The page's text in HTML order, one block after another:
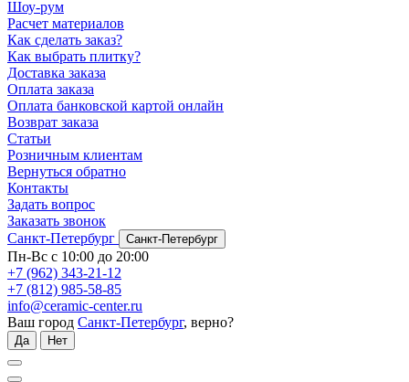
Шоу-рум
Расчет материалов
Как сделать заказ?
Как выбрать плитку?
Доставка заказа
Оплата заказа
Оплата банковской картой онлайн
Возврат заказа
Статьи
Розничным клиентам
Вернуться обратно
Контакты
Задать вопрос
Заказать звонок
Санкт-Петербург
Санкт-Петербург
Пн-Вс с 10:00 до 20:00
+7 (962) 343-21-12
+7 (812) 985-58-85
info@ceramic-center.ru
Ваш город Санкт-Петербург, верно?
Да Нет